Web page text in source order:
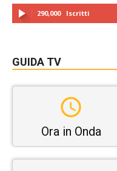
290,000 Iscritti
GUIDA TV
Ora in Onda